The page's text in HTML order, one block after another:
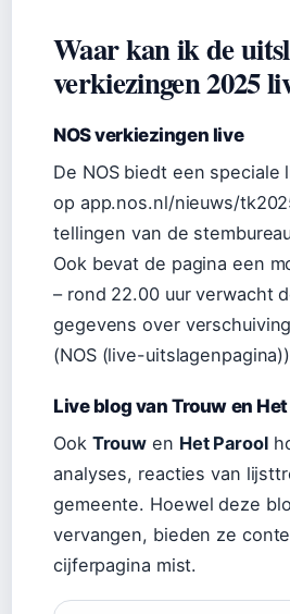
Waar kan ik de
verkiezingen 2025
NOS verkiezingen live
De NOS biedt een speciale
op app.nos.nl/nieuws/
tellingen van de
Ook bevat de pagina een
– rond 22.00 uur verwacht
gegevens over
(NOS (live-
Live blog van Trouw en
Ook Trouw en Het Parool
analyses, reacties van
gemeente. Hoewel deze
vervangen, bieden ze
cijferpagina mist.